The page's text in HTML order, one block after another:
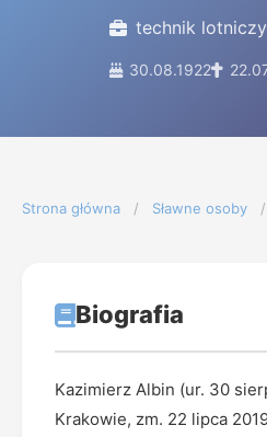
technik lotniczy
30.08.1922
Strona główna / Sławne osoby /
Biografia
Kazimierz Albin (ur. 30
Krakowie, zm. 22 lipca